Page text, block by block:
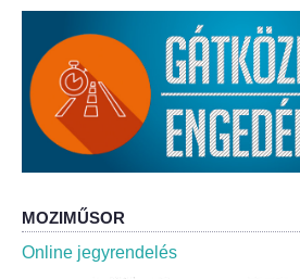
Roma Nemzetiségi
Rendeletek
Polgármesteri normatív
Önkormányzati támogatások
Szabályzatok
MOZIMŰSOR
Online jegyrendelés